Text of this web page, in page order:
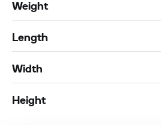
Weight
Length
Width
Height